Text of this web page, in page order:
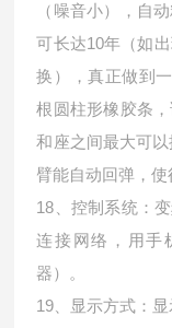
（噪音小），自
可长达10年（如
换），真正做到
根圆柱形橡胶条
和座之间最大可
臂能自动回弹，使
18、控制系统：
连接网络，用手
器）。
19、显示方式：显